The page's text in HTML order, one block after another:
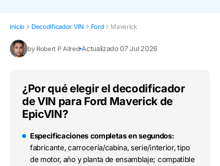
Inicio Decodificador VIN Ford Maverick
by Robert P Allred Actualizado 07 Jul 2026
¿Por qué elegir el decodificador
de VIN para Ford Maverick de
EpicVIN?
Especificaciones completas en segundos:
fabricante, carrocería/cabina, serie/interior, tipo
de motor, año y planta de ensamblaje; compatible